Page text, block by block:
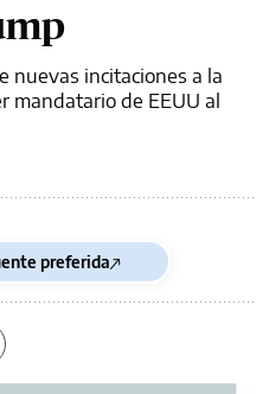
nuevas incitaciones a la
mandatario de EEUU al
preferida